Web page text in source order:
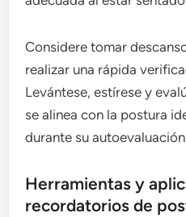
Considere tomar
realizar una rápida
Levántese, estírese y
se alinea con la postura
durante su
Herramientas y
recordatorios de